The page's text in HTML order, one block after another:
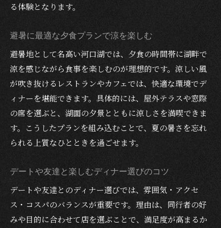
個室完備で二人きりの特別な夕食を満喫
ツ
SNS映えするディナーコースの魅力を紹介
河口湖で涼を楽しむディナーガイド
湖畔で味わう夏限定ディナーの魅力とは
自然を感じるテラス席での夕食体験を提案
避暑地河口湖の涼しさを活かしたディナー
プラン
コスパ重視で選ぶ安いディナースポット特
集
子連れにも安心のグルメ情報をチェック
友達と楽しむ河口湖駅周辺のディナープラン
る体験となります。
避暑に最適な夕食プランで涼を楽しむ
避暑地として名高い河口湖では、夕食の時間帯に湖畔で
涼を感じながら食事を楽しむのが理想的です。涼しい風
が吹き抜けるレストランやカフェでは、快適な環境でデ
ィナーを堪能できます。具体的には、屋外テラスや窓際
の席を選ぶと、湖面の夕景とともに涼しさを満喫できま
す。こうしたプランを組み込むことで、夏の暑さを忘れ
られる上質なひとときを過ごせます。
デートや友達と楽しむディナー選びのコツ
デートや友達とのディナー選びでは、雰囲気・アクセ
ス・コスパのバランスが重要です。理由は、同行者の好
みや目的に合わせて店を選ぶことで、満足度が高まるか